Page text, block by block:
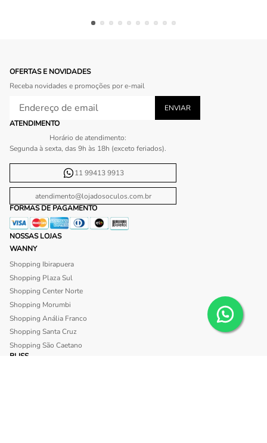
OFERTAS E NOVIDADES
Receba novidades e promoções por e-mail
ATENDIMENTO
Horário de atendimento:
Segunda à sexta, das 9h às 18h (exceto feriados).
11 99413 9913
atendimento@lojadosoculos.com.br
FORMAS DE PAGAMENTO
NOSSAS LOJAS
WANNY
Shopping Ibirapuera
Shopping Plaza Sul
Shopping Center Norte
Shopping Morumbi
Shopping Anália Franco
Shopping Santa Cruz
Shopping São Caetano
BLISS